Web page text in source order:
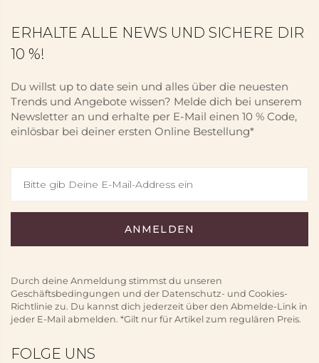
ERHALTE ALLE NEWS UND SICHERE DIR
10 %!
Du willst up to date sein und alles über die neuesten
Trends und Angebote wissen? Melde dich bei unserem
Newsletter an und erhalte per E-Mail einen 10 % Code,
einlösbar bei deiner ersten Online Bestellung*
Durch deine Anmeldung stimmst du unseren
Geschäftsbedingungen und der Datenschutz- und Cookies-
Richtlinie zu. Du kannst dich jederzeit über den Abmelde-Link in
jeder E-Mail abmelden. *Gilt nur für Artikel zum regulären Preis.
FOLGE UNS